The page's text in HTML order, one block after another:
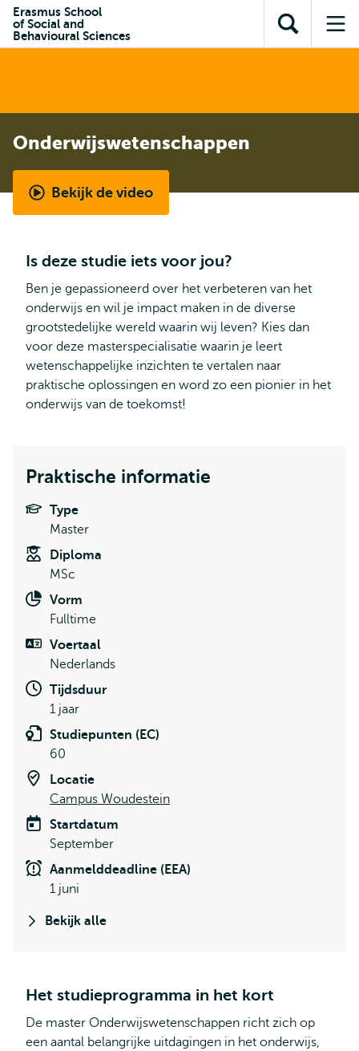
inhoud
Direct naar
subnavigatie
Erasmus School
of Social and
Behavioural Sciences
Toon
zoekveld
Onderwijswetenschappen
Bekijk de video
Student
woord
-
Onderwijswetenschappen
Is deze studie iets voor jou?
Ben je gepassioneerd over het verbeteren van het
onderwijs en wil je impact maken in de diverse
grootstedelijke wereld waarin wij leven? Kies dan
voor deze masterspecialisatie waarin je leert
wetenschappelijke inzichten te vertalen naar
praktische oplossingen en word zo een pionier in het
onderwijs van de toekomst!
Praktische informatie
Type
Master
Diploma
MSc
Vorm
Fulltime
Voertaal
Nederlands
Tijdsduur
1 jaar
Studiepunten (EC)
60
Locatie
Campus Woudestein
Startdatum
September
Aanmelddeadline (EEA)
1 juni
Bekijk alle
Het studieprogramma in het kort
De master Onderwijswetenschappen richt zich op
een aantal belangrijke uitdagingen in het onderwijs,